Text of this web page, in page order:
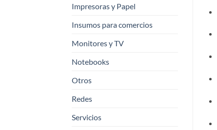
Impresoras y Papel
Insumos para comercios
Monitores y TV
Notebooks
Otros
Redes
Servicios